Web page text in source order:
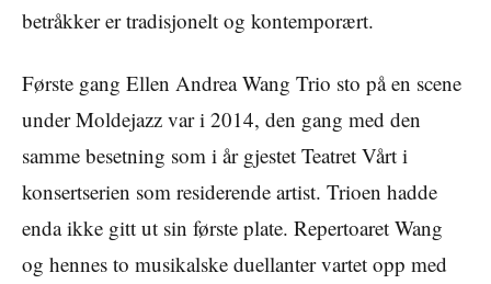
betråkker er tradisjonelt og kontemporært.
Første gang Ellen Andrea Wang Trio sto på en scene
under Moldejazz var i 2014, den gang med den
samme besetning som i år gjestet Teatret Vårt i
konsertserien som residerende artist. Trioen hadde
enda ikke gitt ut sin første plate. Repertoaret Wang
og hennes to musikalske duellanter vartet opp med